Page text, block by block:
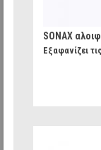
SONAX
Εξαφανίζει